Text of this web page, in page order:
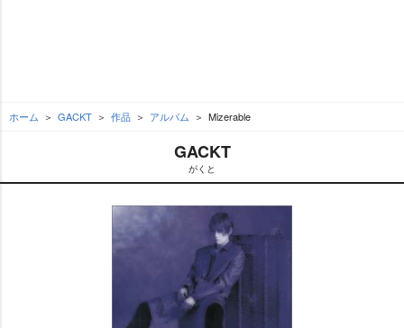
ホーム GACKT 作品 アルバム Mizerable
GACKT
がくと